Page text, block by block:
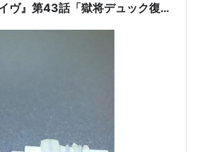
ヴ』第43話「獄将デュック復